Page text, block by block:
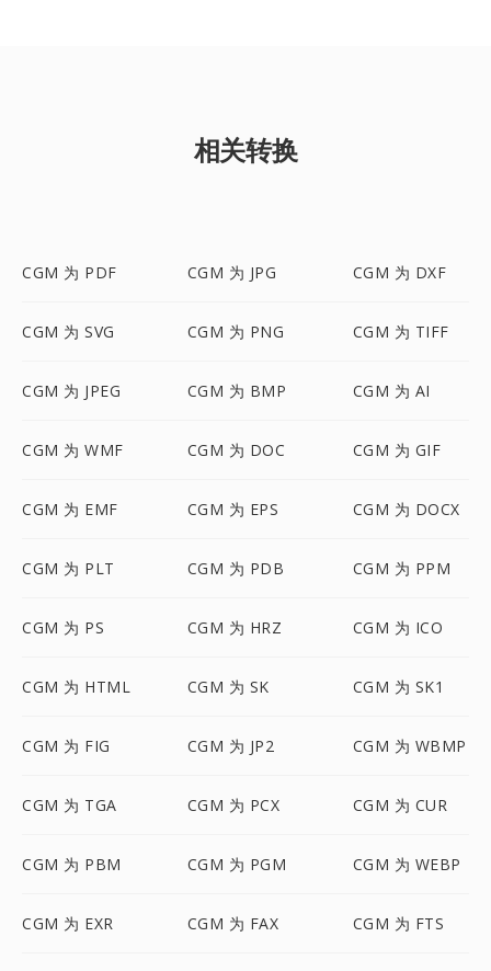
相关转换
CGM 为 PDF CGM 为 JPG CGM 为 DXF
CGM 为 SVG CGM 为 PNG CGM 为 TIFF
CGM 为 JPEG CGM 为 BMP CGM 为 AI
CGM 为 WMF CGM 为 DOC CGM 为 GIF
CGM 为 EMF CGM 为 EPS CGM 为 DOCX
CGM 为 PLT CGM 为 PDB CGM 为 PPM
CGM 为 PS CGM 为 HRZ CGM 为 ICO
CGM 为 HTML CGM 为 SK CGM 为 SK1
CGM 为 FIG CGM 为 JP2 CGM 为 WBMP
CGM 为 TGA CGM 为 PCX CGM 为 CUR
CGM 为 PBM CGM 为 PGM CGM 为 WEBP
CGM 为 EXR CGM 为 FAX CGM 为 FTS